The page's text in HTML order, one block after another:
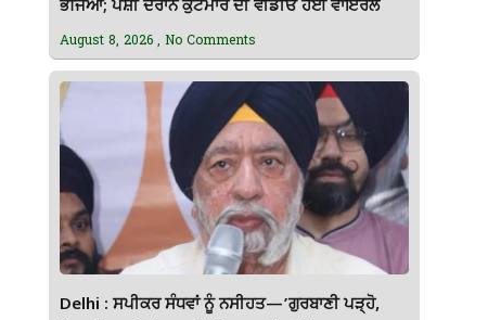
ਭੇਜਿਆ; ਪੇਸ਼ੀ ਦੌਰਾਨ ਕੁੱਟਮਾਰ ਦੀ ਵੀਡੀਓ ਹੋਈ ਵਾਇਰਲ
August 8, 2026 No Comments
Delhi : ਸਪੀਕਰ ਸੰਧਵਾਂ ਨੂੰ ਨਸੀਹਤ—’ਗੁਰਬਾਣੀ ਪੜ੍ਹੋ,